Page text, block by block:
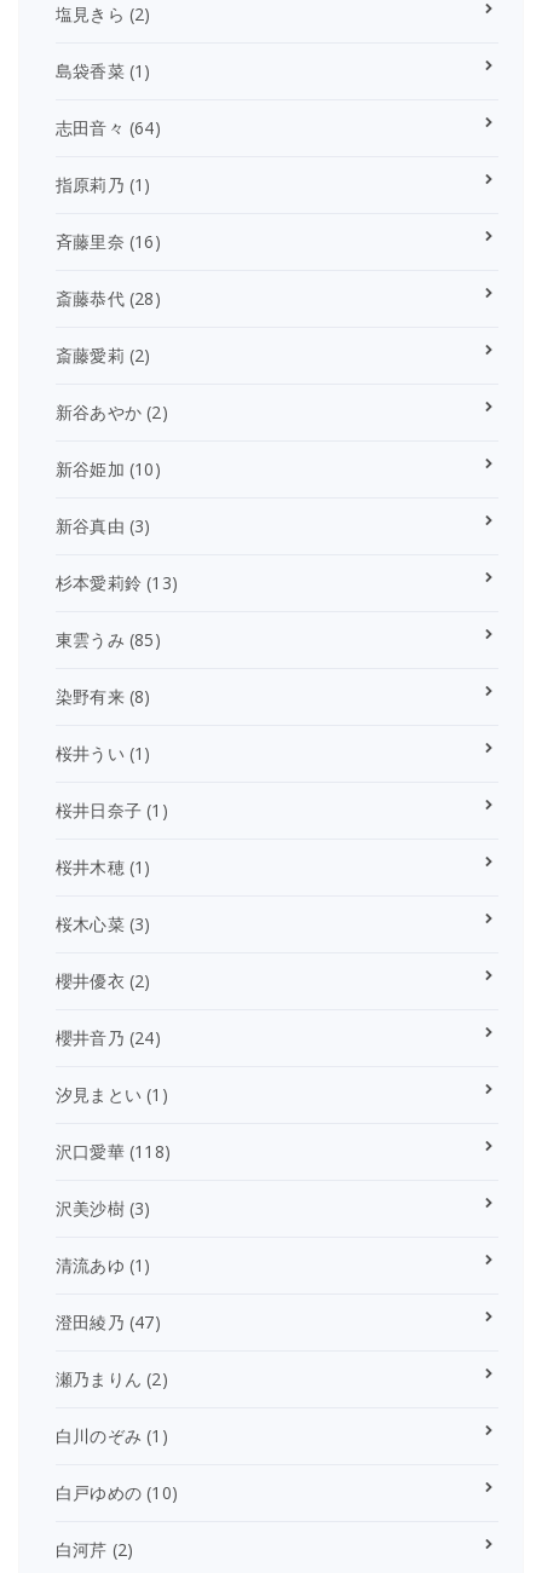
塩見きら (2)
島袋香菜(1)
志田音々 (64)
指原莉乃 (1)
斉藤里奈 (16)
斎藤恭代(28)
斎藤愛莉 (2)
新谷あやか (2)
新谷姫加 (10)
新谷真由 (3)
杉本愛莉鈴 (13)
東雲うみ (85)
染野有来(8)
桜井うい (1)
桜井日奈子 (1)
桜井木穂(1)
桜木心菜(3)
櫻井優衣 (2)
櫻井音乃 (24)
汐見まとい (1)
沢口愛華(118)
沢美沙樹(3)
清流あゆ (1)
澄田綾乃 (47)
瀬乃まりん (2)
白川のぞみ (1)
白戸ゆめの (10)
白河芹 (2)